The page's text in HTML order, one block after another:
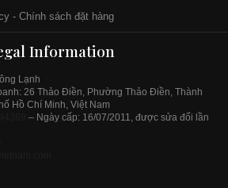
- Chính sách đặt hàng
Information
Lạnh
26 Thảo Điền, Phường Thảo Điền, Thành
Hồ Chí Minh, Việt Nam
– Ngày cấp: 16/07/2011, được sửa đổi lần